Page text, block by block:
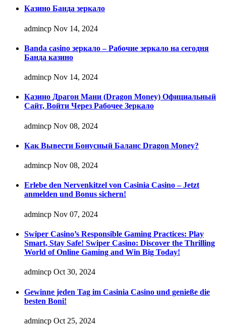
Казино Банда зеркало
admincp Nov 14, 2024
Banda casino зеркало – Рабочие зеркало на сегодня
Банда казино
admincp Nov 14, 2024
Казино Драгон Мани (Dragon Money) Официальный
Сайт, Войти Через Рабочее Зеркало
admincp Nov 08, 2024
Как Вывести Бонусный Баланс Dragon Money?
admincp Nov 08, 2024
Erlebe den Nervenkitzel von Casinia Casino – Jetzt
anmelden und Bonus sichern!
admincp Nov 07, 2024
Swiper Casino’s Responsible Gaming Practices: Play
Smart, Stay Safe! Swiper Casino: Discover the Thrilling
World of Online Gaming and Win Big Today!
admincp Oct 30, 2024
Gewinne jeden Tag im Casinia Casino und genieße die
besten Boni!
admincp Oct 25, 2024